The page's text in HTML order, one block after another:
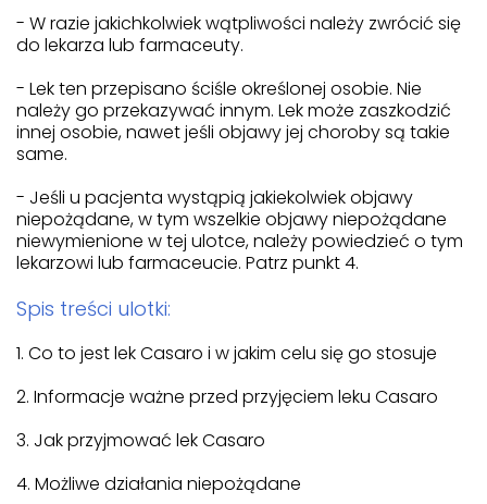
- W razie jakichkolwiek wątpliwości należy zwrócić się
do lekarza lub farmaceuty.
- Lek ten przepisano ściśle określonej osobie. Nie
należy go przekazywać innym. Lek może zaszkodzić
innej osobie, nawet jeśli objawy jej choroby są takie
same.
- Jeśli u pacjenta wystąpią jakiekolwiek objawy
niepożądane, w tym wszelkie objawy niepożądane
niewymienione w tej ulotce, należy powiedzieć o tym
lekarzowi lub farmaceucie. Patrz punkt 4.
Spis treści ulotki:
1. Co to jest lek Casaro i w jakim celu się go stosuje
2. Informacje ważne przed przyjęciem leku Casaro
3. Jak przyjmować lek Casaro
4. Możliwe działania niepożądane